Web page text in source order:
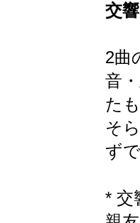
交
2曲
音
た
そ
ず
* 交